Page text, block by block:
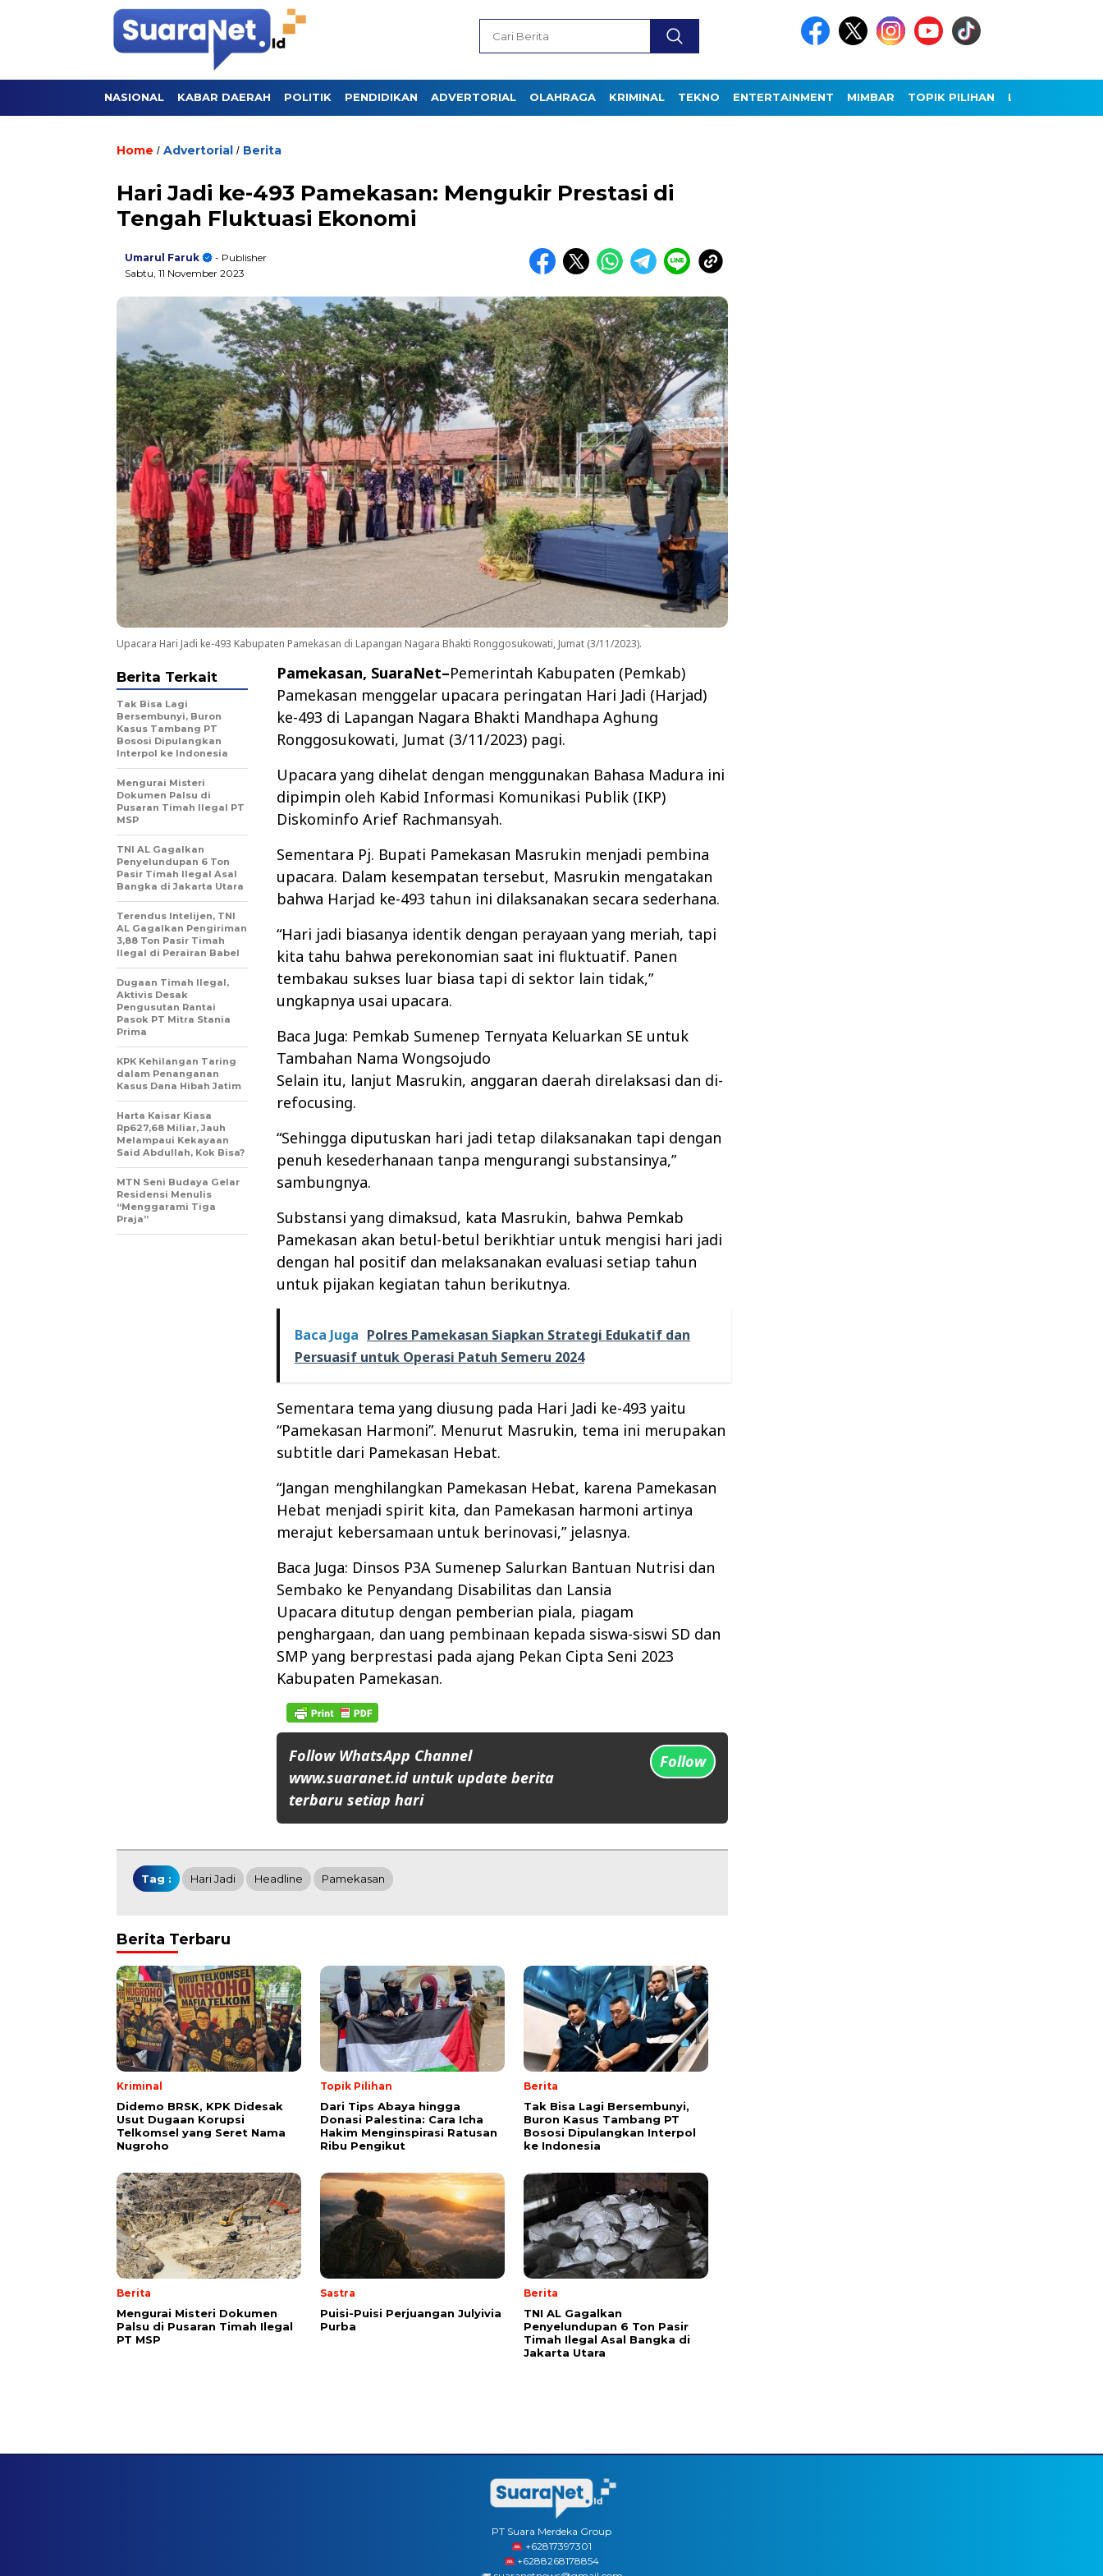
NASIONAL KABAR DAERAH POLITIK PENDIDIKAN ADVERTORIAL OLAHRAGA KRIMINAL TEKNO ENTERTAINMENT MIMBAR TOPIK PILIHAN LAINNYA
Home / Advertorial / Berita
Hari Jadi ke-493 Pamekasan: Mengukir Prestasi di
Tengah Fluktuasi Ekonomi
Umarul Faruk
- Publisher
Sabtu, 11 November 2023
Upacara Hari Jadi ke-493 Kabupaten Pamekasan di Lapangan Nagara Bhakti Ronggosukowati, Jumat (3/11/2023).
Pamekasan, SuaraNet–Pemerintah Kabupaten (Pemkab)
Pamekasan menggelar upacara peringatan Hari Jadi (Harjad)
ke-493 di Lapangan Nagara Bhakti Mandhapa Aghung
Ronggosukowati, Jumat (3/11/2023) pagi.
Upacara yang dihelat dengan menggunakan Bahasa Madura ini
dipimpin oleh Kabid Informasi Komunikasi Publik (IKP)
Diskominfo Arief Rachmansyah.
Sementara Pj. Bupati Pamekasan Masrukin menjadi pembina
upacara. Dalam kesempatan tersebut, Masrukin mengatakan
bahwa Harjad ke-493 tahun ini dilaksanakan secara sederhana.
“Hari jadi biasanya identik dengan perayaan yang meriah, tapi
kita tahu bahwa perekonomian saat ini fluktuatif. Panen
tembakau sukses luar biasa tapi di sektor lain tidak,”
ungkapnya usai upacara.
Baca Juga: Pemkab Sumenep Ternyata Keluarkan SE untuk
Tambahan Nama Wongsojudo
Selain itu, lanjut Masrukin, anggaran daerah direlaksasi dan di-
refocusing.
“Sehingga diputuskan hari jadi tetap dilaksanakan tapi dengan
penuh kesederhanaan tanpa mengurangi substansinya,”
sambungnya.
Substansi yang dimaksud, kata Masrukin, bahwa Pemkab
Pamekasan akan betul-betul berikhtiar untuk mengisi hari jadi
dengan hal positif dan melaksanakan evaluasi setiap tahun
untuk pijakan kegiatan tahun berikutnya.
Baca Juga Polres Pamekasan Siapkan Strategi Edukatif dan
Persuasif untuk Operasi Patuh Semeru 2024
Sementara tema yang diusung pada Hari Jadi ke-493 yaitu
“Pamekasan Harmoni”. Menurut Masrukin, tema ini merupakan
subtitle dari Pamekasan Hebat.
“Jangan menghilangkan Pamekasan Hebat, karena Pamekasan
Hebat menjadi spirit kita, dan Pamekasan harmoni artinya
merajut kebersamaan untuk berinovasi,” jelasnya.
Baca Juga: Dinsos P3A Sumenep Salurkan Bantuan Nutrisi dan
Sembako ke Penyandang Disabilitas dan Lansia
Upacara ditutup dengan pemberian piala, piagam
penghargaan, dan uang pembinaan kepada siswa-siswi SD dan
SMP yang berprestasi pada ajang Pekan Cipta Seni 2023
Kabupaten Pamekasan.
Follow WhatsApp Channel
www.suaranet.id untuk update berita
terbaru setiap hari
Follow
Berita Terkait
Tak Bisa Lagi
Bersembunyi, Buron
Kasus Tambang PT
Bososi Dipulangkan
Interpol ke Indonesia
Mengurai Misteri
Dokumen Palsu di
Pusaran Timah Ilegal PT
MSP
TNI AL Gagalkan
Penyelundupan 6 Ton
Pasir Timah Ilegal Asal
Bangka di Jakarta Utara
Terendus Intelijen, TNI
AL Gagalkan Pengiriman
3,88 Ton Pasir Timah
Ilegal di Perairan Babel
Dugaan Timah Ilegal,
Aktivis Desak
Pengusutan Rantai
Pasok PT Mitra Stania
Prima
KPK Kehilangan Taring
dalam Penanganan
Kasus Dana Hibah Jatim
Harta Kaisar Kiasa
Rp627,68 Miliar, Jauh
Melampaui Kekayaan
Said Abdullah, Kok Bisa?
MTN Seni Budaya Gelar
Residensi Menulis
“Menggarami Tiga
Praja”
Tag : Hari Jadi Headline Pamekasan
Berita Terbaru
Kriminal
Didemo BRSK, KPK Didesak
Usut Dugaan Korupsi
Telkomsel yang Seret Nama
Nugroho
Topik Pilihan
Dari Tips Abaya hingga
Donasi Palestina: Cara Icha
Hakim Menginspirasi Ratusan
Ribu Pengikut
Berita
Tak Bisa Lagi Bersembunyi,
Buron Kasus Tambang PT
Bososi Dipulangkan Interpol
ke Indonesia
Berita
Mengurai Misteri Dokumen
Palsu di Pusaran Timah Ilegal
PT MSP
Sastra
Puisi-Puisi Perjuangan Julyivia
Purba
Berita
TNI AL Gagalkan
Penyelundupan 6 Ton Pasir
Timah Ilegal Asal Bangka di
Jakarta Utara
PT Suara Merdeka Group
‪+62817397301
+6288268178854